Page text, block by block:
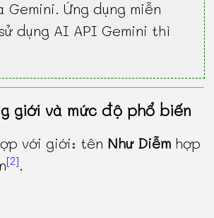
Gemini. Ứng dụng miễn
dụng AI API Gemini thì
giới và mức độ phổ biến
với giới: tên Như Diễm hợp
[2].